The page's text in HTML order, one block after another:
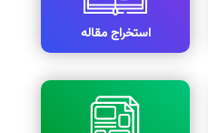
استخراج مقاله